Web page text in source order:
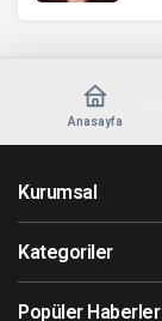
Anasayfa
Kurumsal
Kategoriler
Popüler Haberler